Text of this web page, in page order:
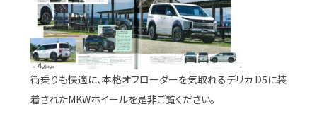
街乗りも快適に、本格オフローダーを気取れるデリカ D5に装
着されたMKWホイールを是非ご覧ください。